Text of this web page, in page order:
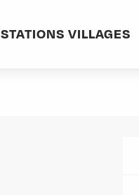
STATIONS VILLAGES